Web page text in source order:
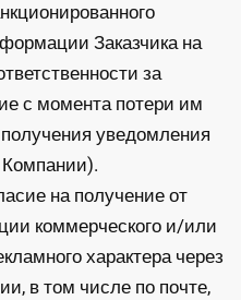
Заказчика на
за
с момента потери им
уведомления
Компании).
на получение от
коммерческого и/или
характера через
в том числе по почте,